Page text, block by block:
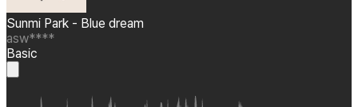
Sunmi Park - Blue dream
asw****
Basic